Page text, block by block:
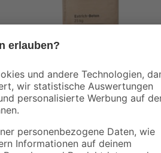
B1
Estrichbeton 25 kg
3, 49 €